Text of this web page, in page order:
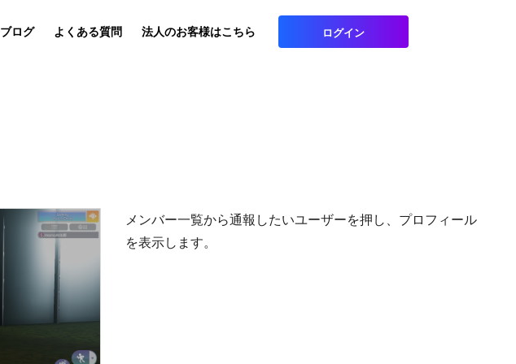
ブログ よくある質問 法人のお客様はこちら ログイン
メンバー一覧から通報したいユーザーを押し、プロフィール
を表示します。